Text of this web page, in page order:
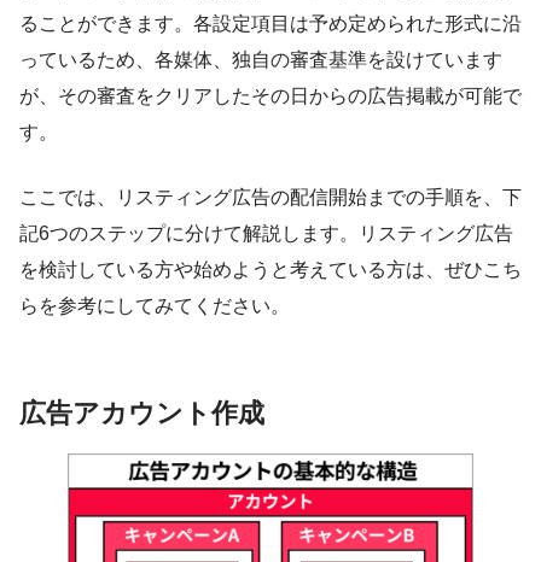
ることができます。各設定項目は予め定められた形式に沿
っているため、各媒体、独自の審査基準を設けています
が、その審査をクリアしたその日からの広告掲載が可能で
す。
ここでは、リスティング広告の配信開始までの手順を、下
記6つのステップに分けて解説します。リスティング広告
を検討している方や始めようと考えている方は、ぜひこち
らを参考にしてみてください。
広告アカウント作成